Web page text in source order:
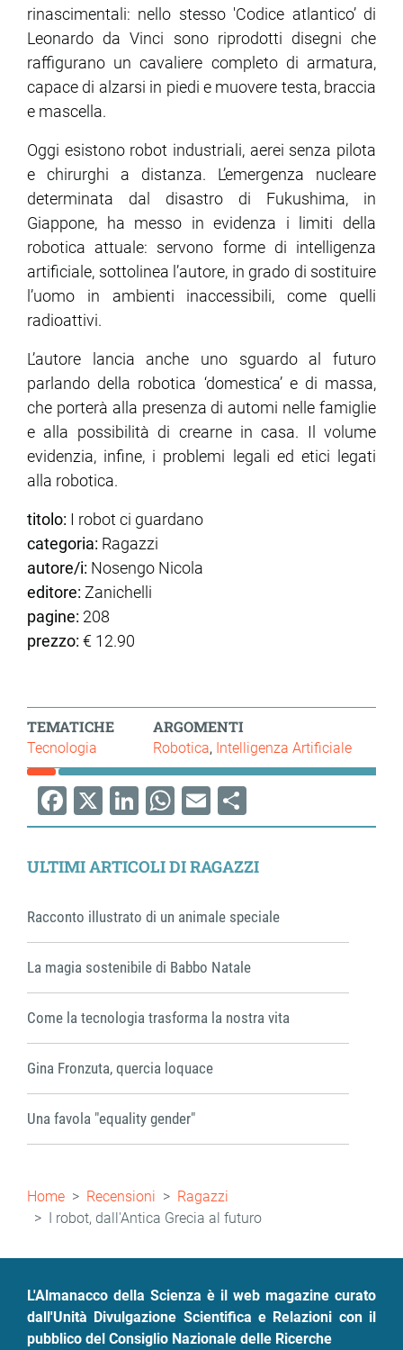
rinascimentali: nello stesso 'Codice atlantico’ di
Leonardo da Vinci sono riprodotti disegni che
raffigurano un cavaliere completo di armatura,
capace di alzarsi in piedi e muovere testa, braccia
e mascella.
Oggi esistono robot industriali, aerei senza pilota
e chirurghi a distanza. L’emergenza nucleare
determinata dal disastro di Fukushima, in
Giappone, ha messo in evidenza i limiti della
robotica attuale: servono forme di intelligenza
artificiale, sottolinea l’autore, in grado di sostituire
l’uomo in ambienti inaccessibili, come quelli
radioattivi.
L’autore lancia anche uno sguardo al futuro
parlando della robotica ‘domestica’ e di massa,
che porterà alla presenza di automi nelle famiglie
e alla possibilità di crearne in casa. Il volume
evidenzia, infine, i problemi legali ed etici legati
alla robotica.
titolo: I robot ci guardano
categoria: Ragazzi
autore/i: Nosengo Nicola
editore: Zanichelli
pagine: 208
prezzo: € 12.90
TEMATICHE
Tecnologia
ARGOMENTI
Robotica Intelligenza Artificiale
Facebook
X LinkedIn
WhatsApp
EmailShare
ULTIMI ARTICOLI DI RAGAZZI
Racconto illustrato di un animale speciale
La magia sostenibile di Babbo Natale
Come la tecnologia trasforma la nostra vita
Gina Fronzuta, quercia loquace
Una favola "equality gender"
Briciole
di
pane
Home Recensioni
Ragazzi
I robot, dall'Antica Grecia al futuro
L'Almanacco della Scienza è il web magazine curato
dall'Unità Divulgazione Scientifica e Relazioni con il
pubblico del Consiglio Nazionale delle Ricerche